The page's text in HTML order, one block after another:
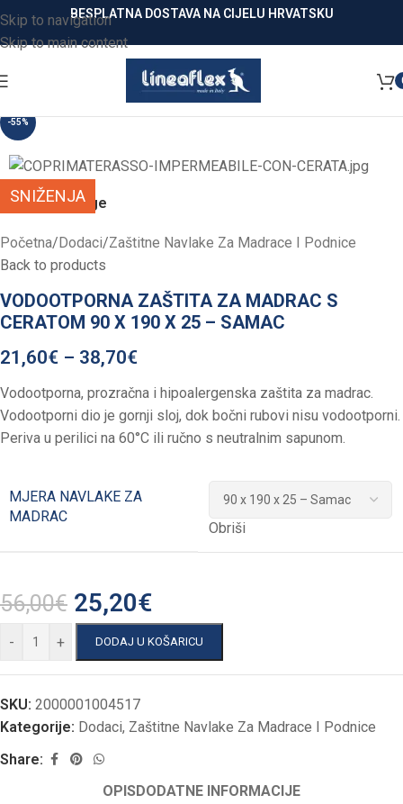
Skip to navigation
Skip to main content
BESPLATNA DOSTAVA NA CIJELU HRVATSKU
-55%
SNIŽENJA
Click to enlarge
Početna/ Dodaci/Zaštitne Navlake Za Madrace I Podnice
Back to products
VODOOTPORNA ZAŠTITA ZA MADRAC S
CERATOM 90 X 190 X 25 – SAMAC
21,60€ – 38,70€
Vodootporna, prozračna i hipoalergenska zaštita za madrac.
Vodootporni dio je gornji sloj, dok bočni rubovi nisu vodootporni.
Periva u perilici na 60°C ili ručno s neutralnim sapunom.
MJERA NAVLAKE ZA
MADRAC
Obriši
56,00€ 25,20€
- + DODAJ U KOŠARICU
SKU: 2000001004517
Kategorije: Dodaci, Zaštitne Navlake Za Madrace I Podnice
Share:
OPISDODATNE INFORMACIJE